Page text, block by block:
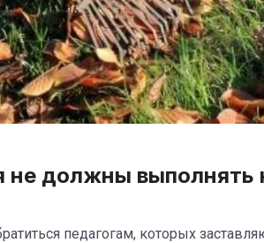
не должны
педагогам, которых